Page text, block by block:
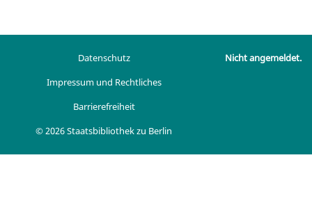
Datenschutz
Impressum und Rechtliches
Barrierefreiheit
© 2026 Staatsbibliothek zu Berlin
Nicht angemeldet.